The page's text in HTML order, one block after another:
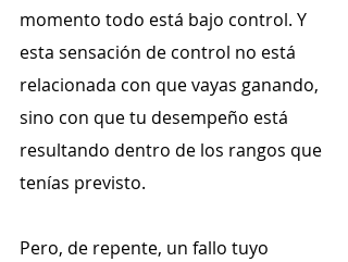
momento todo está bajo control. Y
esta sensación de control no está
relacionada con que vayas ganando,
sino con que tu desempeño está
resultando dentro de los rangos que
tenías previsto.
Pero, de repente, un fallo tuyo